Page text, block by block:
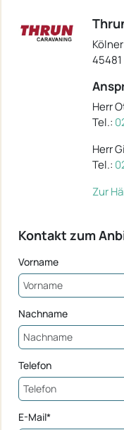
Herr
Tel.:
Herr
Tel.:
Zur
Kontakt zum
Vorname
Nachname
Telefon
E-Mail*